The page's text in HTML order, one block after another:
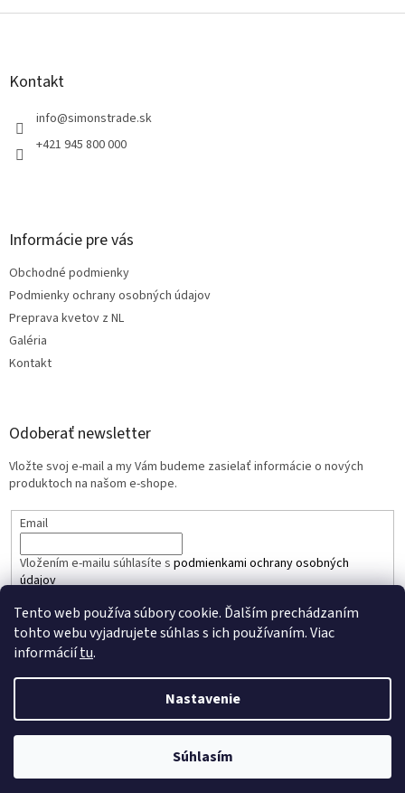
Tento web používa súbory cookie. Ďalším prechádzaním
tohto webu vyjadrujete súhlas s ich používaním. Viac
informáciítu.
Nastavenie
Súhlasím
Z
Kontakt
info@simonstrade.sk
+421 945 800 000
Informácie pre vás
Obchodné podmienky
Podmienky ochrany osobných údajov
Preprava kvetov z NL
Galéria
Kontakt
Odoberať newsletter
Vložte svoj e-mail a my Vám budeme zasielať informácie o nových
produktoch na našom e-shope.
Email
Vložením e-mailu súhlasíte s podmienkami ochrany osobných
údajov
PRIHLÁSIŤ SA
Vytvoril Shoptet
Simons Trade. Všetky práva vyhradené.